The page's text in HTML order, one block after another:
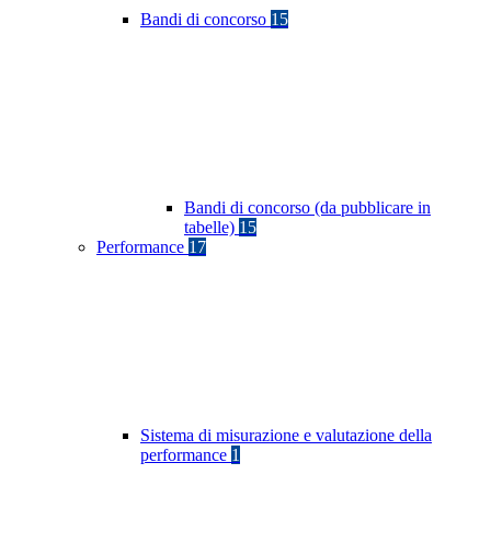
Bandi di concorso 15
Bandi di concorso (da pubblicare in
tabelle) 15
Performance 17
Sistema di misurazione e valutazione della
performance 1